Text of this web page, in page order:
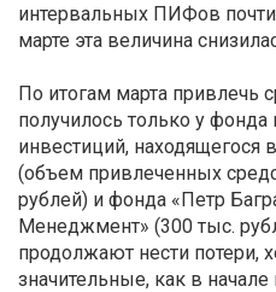
интервальных ПИФов
марте эта величина
По итогам марта привлечь
получилось только у фонда
инвестиций, находящегося
(объем привлеченных
рублей) и фонда «Петр
Менеджмент» (300 тыс.
продолжают нести потери,
значительные, как в